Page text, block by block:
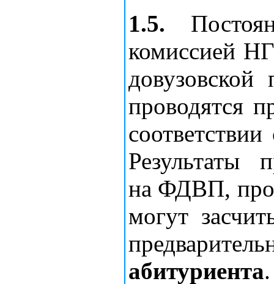
1.5.
комиссией
проводятся
Результаты
на ФДВП,
могут
абитуриента.